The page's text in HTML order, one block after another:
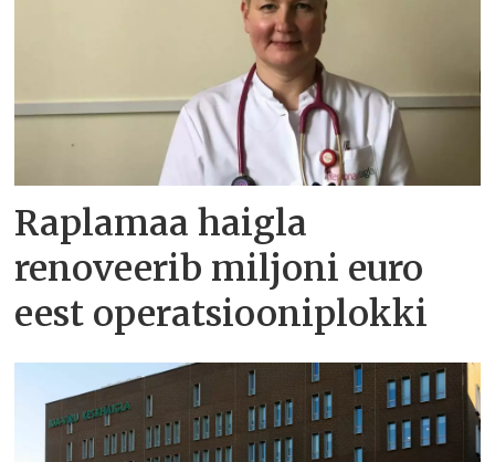
Raplamaa haigla
renoveerib miljoni euro
eest operatsiooniplokki